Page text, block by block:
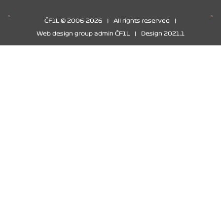
ČF1L © 2006-2026 All rights reserved
Web design group admin ČF1L Design 2021.1